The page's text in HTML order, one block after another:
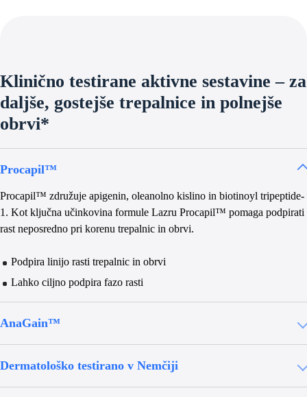
Klinično testirane aktivne sestavine – za
daljše, gostejše trepalnice in polnejše
obrvi*
Procapil™
Procapil™ združuje apigenin, oleanolno kislino in biotinoyl tripeptide-
1. Kot ključna učinkovina formule Lazru Procapil™ pomaga podpirati
rast neposredno pri korenu trepalnic in obrvi.
Podpira linijo rasti trepalnic in obrvi
Lahko ciljno podpira fazo rasti
AnaGain™
Dermatološko testirano v Nemčiji